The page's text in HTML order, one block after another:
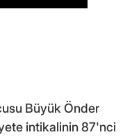
Büyük Önder
intikalinin 87'nci